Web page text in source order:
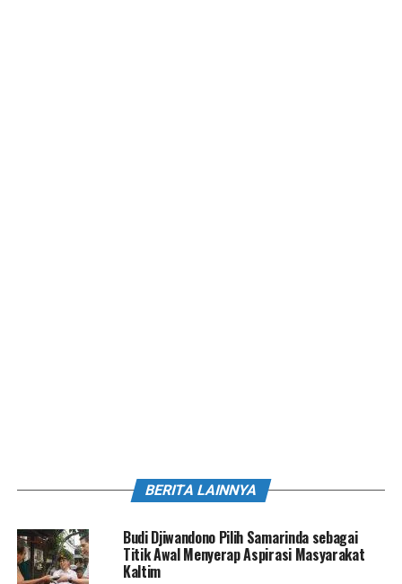
BERITA LAINNYA
Budi Djiwandono Pilih Samarinda sebagai
Titik Awal Menyerap Aspirasi Masyarakat
Kaltim